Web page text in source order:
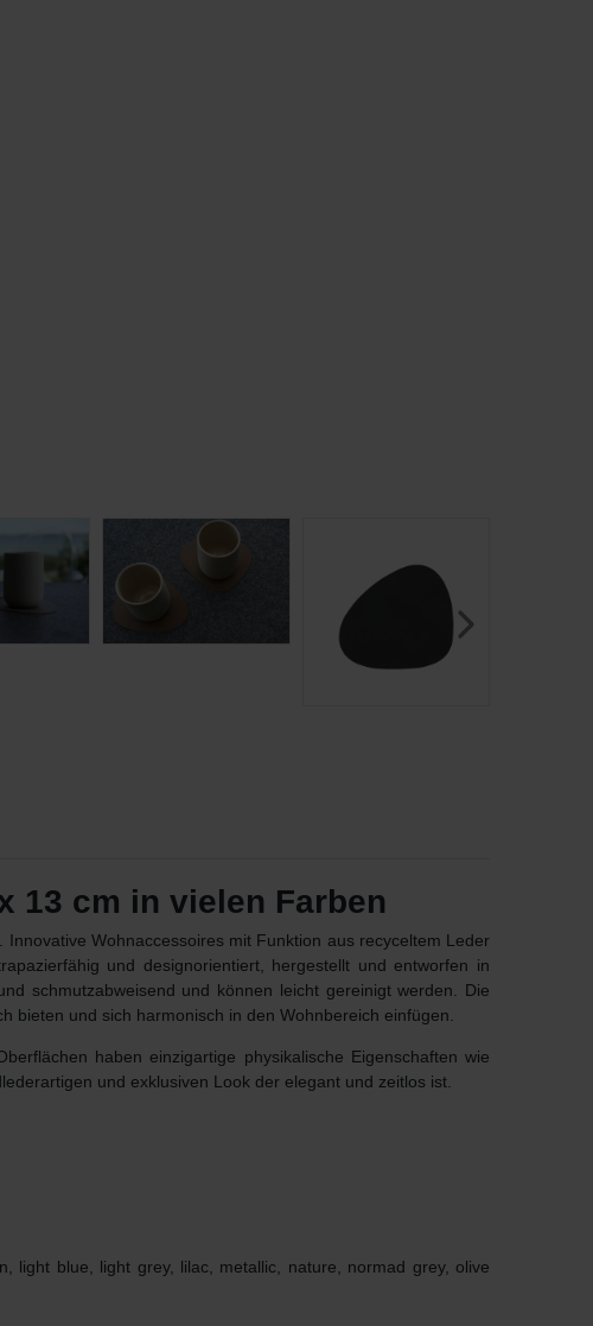
13 cm in vielen Farben
. Innovative Wohnaccessoires mit Funktion aus recyceltem Leder
und designorientiert, hergestellt und entworfen in
schmutzabweisend und können leicht gereinigt werden. Die
bieten und sich harmonisch in den Wohnbereich einfügen.
haben einzigartige physikalische Eigenschaften wie
und exklusiven Look der elegant und zeitlos ist.
light blue, light grey, lilac, metallic, nature, normad grey, olive